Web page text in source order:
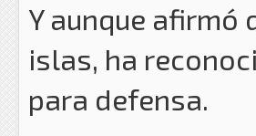
Y aunque
islas, ha
para defensa.